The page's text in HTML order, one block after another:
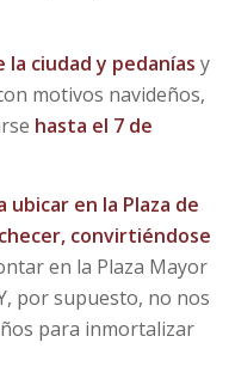
la ciudad y pedanías y
motivos navideños,
hasta el 7 de
ubicar en la Plaza de
convirtiéndose
en la Plaza Mayor
por supuesto, no nos
para inmortalizar